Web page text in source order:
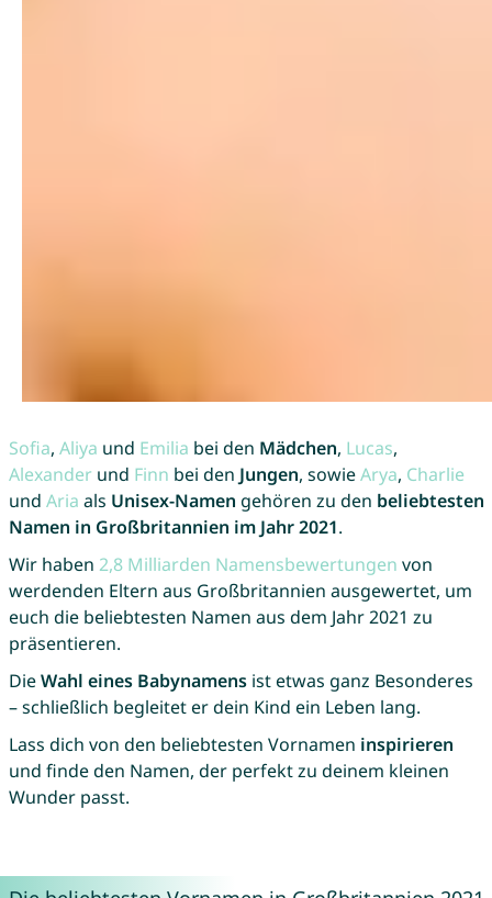
Sofia, Aliya und Emilia bei den Mädchen, Lucas,
Alexanderund Finn bei den Jungen, sowieArya, Charlie
und Aria als Unisex-Namen gehören zu den beliebtesten
Namen in Großbritannien im Jahr 2021.
Wir haben 2,8 Milliarden Namensbewertungen von
werdenden Eltern aus Großbritannien ausgewertet, um
euch die beliebtesten Namen aus dem Jahr 2021 zu
präsentieren.
DieWahl eines Babynamensist etwas ganz Besonderes
– schließlich begleitet er dein Kind ein Leben lang.
Lass dich von den beliebtesten Vornamen inspirieren
und finde den Namen, der perfekt zu deinem kleinen
Wunder passt.